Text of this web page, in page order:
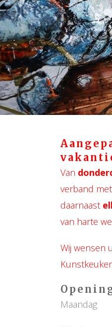
Van
verband
daarnaast
van harte
Wij wensen